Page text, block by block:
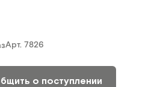
Арт. 7826
о поступлении